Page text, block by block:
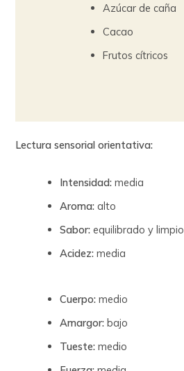
Azúcar de caña
Cacao
Frutos cítricos
Lectura sensorial orientativa:
Intensidad: media
Aroma: alto
Sabor: equilibrado y limpio
Acidez: media
Cuerpo: medio
Amargor: bajo
Tueste: medio